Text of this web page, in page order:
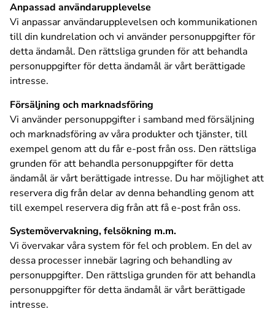
Anpassad användarupplevelse
Vi anpassar användarupplevelsen och kommunikationen
till din kundrelation och vi använder personuppgifter för
detta ändamål. Den rättsliga grunden för att behandla
personuppgifter för detta ändamål är vårt berättigade
intresse.
Försäljning och marknadsföring
Vi använder personuppgifter i samband med försäljning
och marknadsföring av våra produkter och tjänster, till
exempel genom att du får e-post från oss. Den rättsliga
grunden för att behandla personuppgifter för detta
ändamål är vårt berättigade intresse. Du har möjlighet att
reservera dig från delar av denna behandling genom att
till exempel reservera dig från att få e-post från oss.
Systemövervakning, felsökning m.m.
Vi övervakar våra system för fel och problem. En del av
dessa processer innebär lagring och behandling av
personuppgifter. Den rättsliga grunden för att behandla
personuppgifter för detta ändamål är vårt berättigade
intresse.